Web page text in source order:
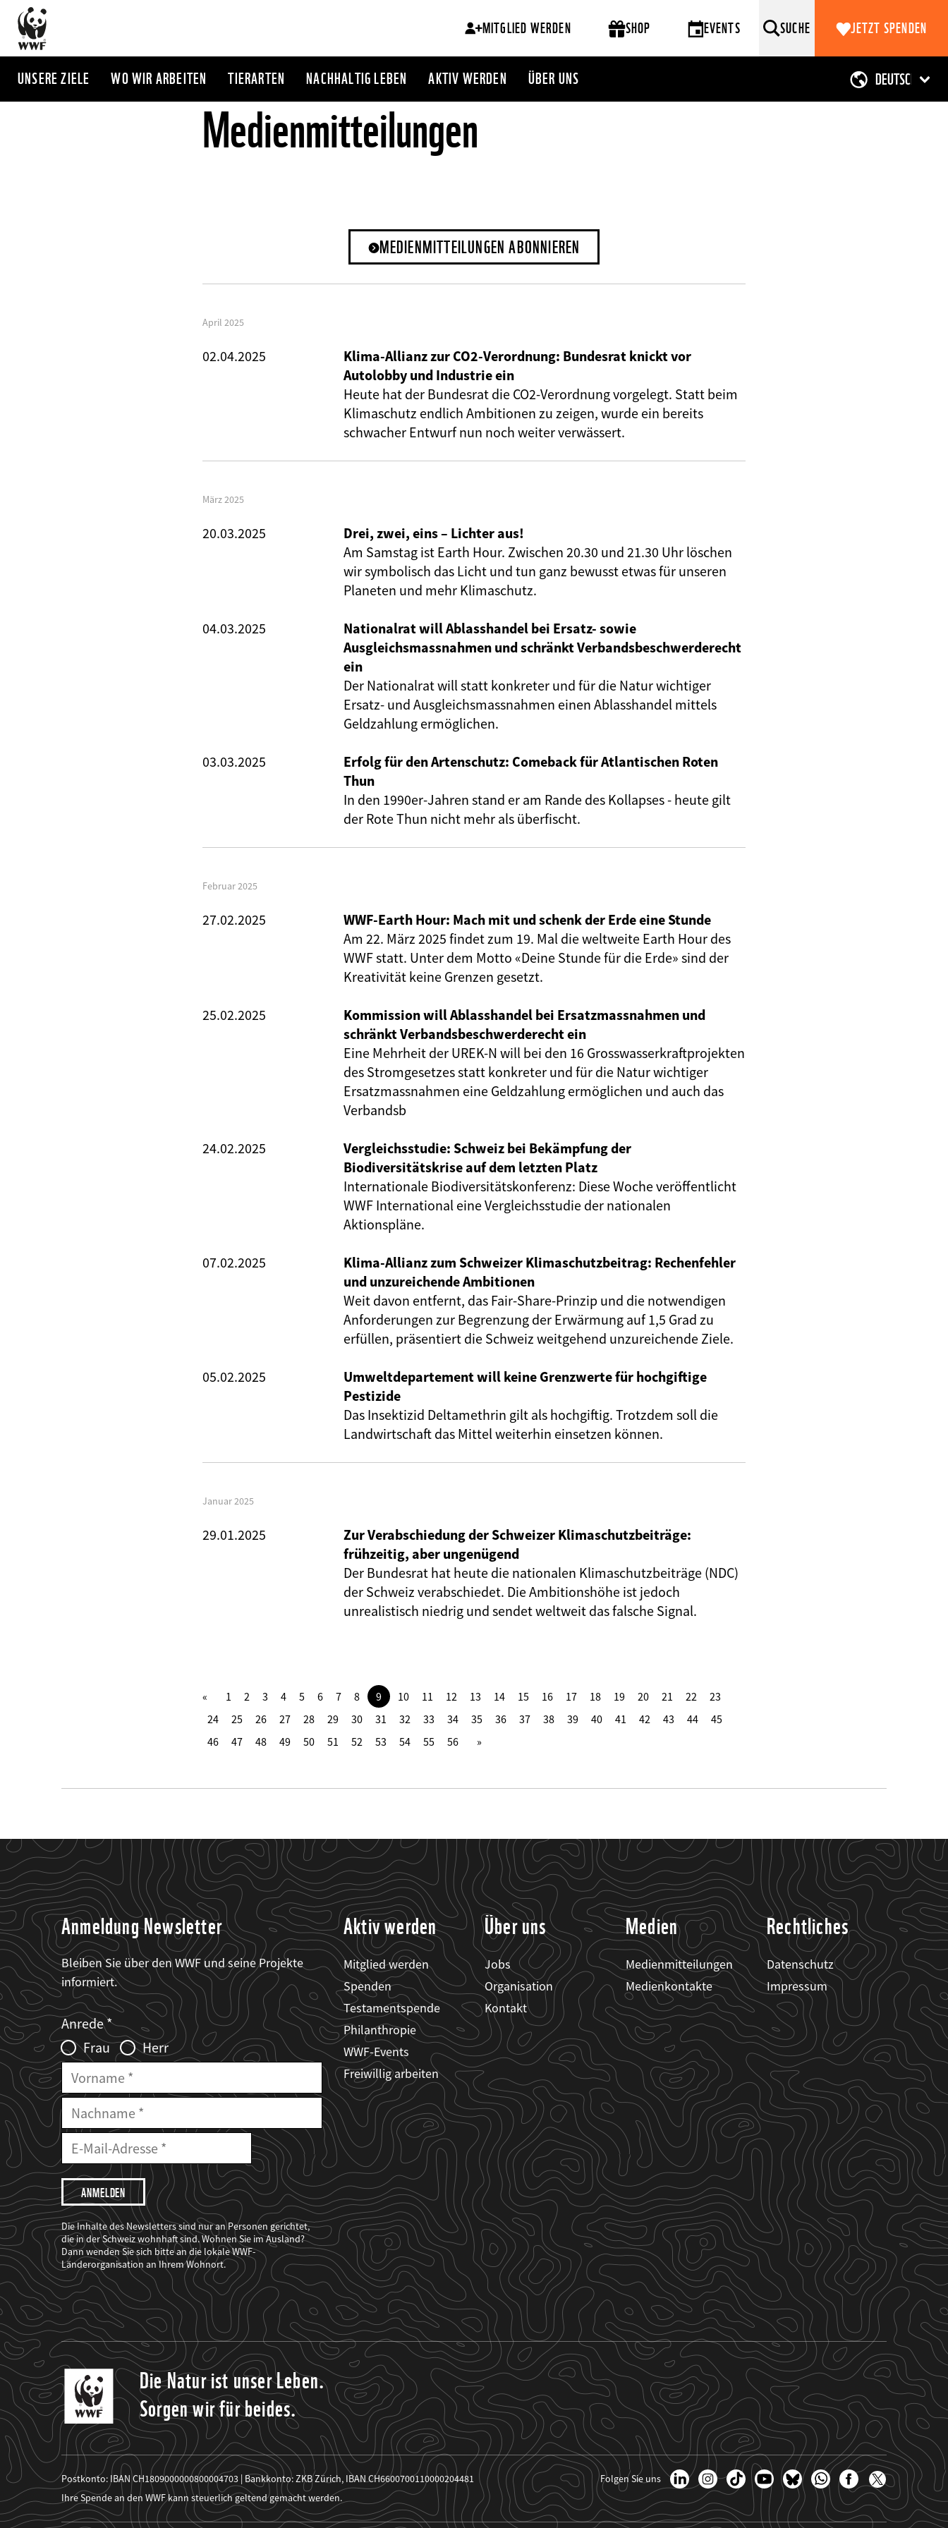
Direkt
zum
Inhalt
MITGLIED WERDEN SHOP EVENTS SUCHE JETZT SPENDEN
UNSERE ZIELE WO WIR ARBEITEN TIERARTEN NACHHALTIG LEBEN AKTIV WERDEN ÜBER UNS
Medienmitteilungen
MEDIENMITTEILUNGEN ABONNIEREN
April 2025
02.04.2025
Klima-Allianz zur CO2-Verordnung: Bundesrat knickt vor
Autolobby und Industrie ein
Heute hat der Bundesrat die CO2-Verordnung vorgelegt. Statt beim
Klimaschutz endlich Ambitionen zu zeigen, wurde ein bereits
schwacher Entwurf nun noch weiter verwässert.
März 2025
20.03.2025
Drei, zwei, eins – Lichter aus!
Am Samstag ist Earth Hour. Zwischen 20.30 und 21.30 Uhr löschen
wir symbolisch das Licht und tun ganz bewusst etwas für unseren
Planeten und mehr Klimaschutz.
04.03.2025
Nationalrat will Ablasshandel bei Ersatz- sowie
Ausgleichsmassnahmen und schränkt Verbandsbeschwerderecht
ein
Der Nationalrat will statt konkreter und für die Natur wichtiger
Ersatz- und Ausgleichsmassnahmen einen Ablasshandel mittels
Geldzahlung ermöglichen.
03.03.2025
Erfolg für den Artenschutz: Comeback für Atlantischen Roten
Thun
In den 1990er-Jahren stand er am Rande des Kollapses - heute gilt
der Rote Thun nicht mehr als überfischt.
Februar 2025
27.02.2025
WWF-Earth Hour: Mach mit und schenk der Erde eine Stunde
Am 22. März 2025 findet zum 19. Mal die weltweite Earth Hour des
WWF statt. Unter dem Motto «Deine Stunde für die Erde» sind der
Kreativität keine Grenzen gesetzt.
25.02.2025
Kommission will Ablasshandel bei Ersatzmassnahmen und
schränkt Verbandsbeschwerderecht ein
Eine Mehrheit der UREK-N will bei den 16 Grosswasserkraftprojekten
des Stromgesetzes statt konkreter und für die Natur wichtiger
Ersatzmassnahmen eine Geldzahlung ermöglichen und auch das
Verbandsb
24.02.2025
Vergleichsstudie: Schweiz bei Bekämpfung der
Biodiversitätskrise auf dem letzten Platz
Internationale Biodiversitätskonferenz: Diese Woche veröffentlicht
WWF International eine Vergleichsstudie der nationalen
Aktionspläne.
07.02.2025
Klima-Allianz zum Schweizer Klimaschutzbeitrag: Rechenfehler
und unzureichende Ambitionen
Weit davon entfernt, das Fair-Share-Prinzip und die notwendigen
Anforderungen zur Begrenzung der Erwärmung auf 1,5 Grad zu
erfüllen, präsentiert die Schweiz weitgehend unzureichende Ziele.
05.02.2025
Umweltdepartement will keine Grenzwerte für hochgiftige
Pestizide
Das Insektizid Deltamethrin gilt als hochgiftig. Trotzdem soll die
Landwirtschaft das Mittel weiterhin einsetzen können.
Januar 2025
29.01.2025
Zur Verabschiedung der Schweizer Klimaschutzbeiträge:
frühzeitig, aber ungenügend
Der Bundesrat hat heute die nationalen Klimaschutzbeiträge (NDC)
der Schweiz verabschiedet. Die Ambitionshöhe ist jedoch
unrealistisch niedrig und sendet weltweit das falsche Signal.
1 2 3 4 5 6 7 8 9 10 11 12 13 14 15 16 17 18 19 20 21 22
23
24
25 26 27 28 29 30 31 32 33 34 35 36 37 38 39 40 41 42 43 44
45
46
47 48 49 50 51 52 53 54 55 56
Anmeldung Newsletter
Bleiben Sie über den WWF und seine Projekte
informiert.
Web2Case
Infofelder
Fieldset
anrede_name
Anrede
Frau
Herr
Vorname
Nachname
E-
Mailadresse
Mail
Adresse
Ich
möchte,
dass
der
WWF
mich
über
seine
Projekte
informiert.
Die Inhalte des Newsletters sind nur an Personen gerichtet,
die in der Schweiz wohnhaft sind. Wohnen Sie im Ausland?
Dann wenden Sie sich bitte an die lokale WWF-
Länderorganisation an Ihrem Wohnort.
Aktiv werden
Mitglied werden
Spenden
Testamentspende
Philanthropie
WWF-Events
Freiwillig arbeiten
Über uns
Jobs
Organisation
Kontakt
Medien
Medienmitteilungen
Medienkontakte
Rechtliches
Datenschutz
Impressum
Die Natur ist unser Leben.
Sorgen wir für beides.
Postkonto: IBAN CH1809000000800004703 | Bankkonto: ZKB Zürich, IBAN CH6600700110000204481
Ihre Spende an den WWF kann steuerlich geltend gemacht werden.
Folgen Sie uns